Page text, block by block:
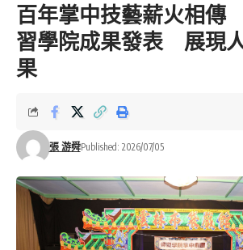
百年掌中技藝薪火相
習學院成果發表 展現
果
張 游舜Published: 2026/07/05